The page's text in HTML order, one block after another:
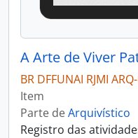
A Arte de Viver
BR DFFUNAI RJMI
Item
Parte deArquivístico
Registro das